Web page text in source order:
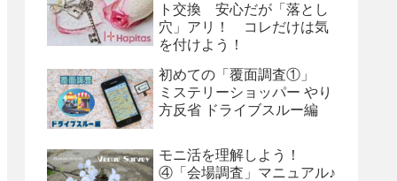
ト交換 安心だが「落とし
穴」アリ！ コレだけは気
を付けよう！
初めての「覆面調査①」
ミステリーショッパー やり
方反省 ドライブスルー編
モニ活を理解しよう！
④「会場調査」マニュアル♪